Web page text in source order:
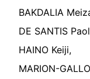
BAKDALIA
DE SANTIS
HAINO Keiji,
MARION-